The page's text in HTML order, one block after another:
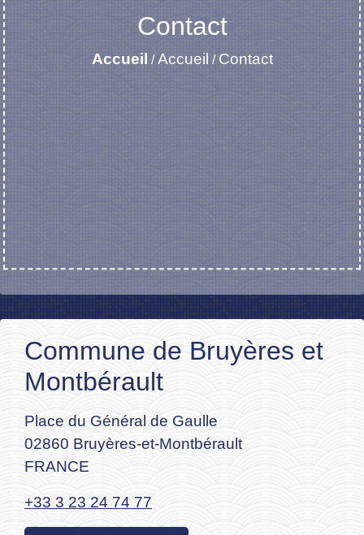
Contact
Accueil /Accueil / Contact
Commune de Bruyères et
Montbérault
Place du Général de Gaulle
02860 Bruyères-et-Montbérault
FRANCE
+33 3 23 24 74 77